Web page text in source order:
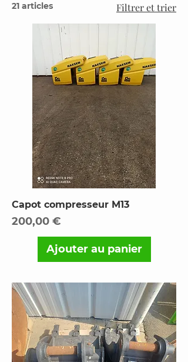
21 articles Filtrer et trier
Capot compresseur M13
Prix
200,00 €
Ajouter au panier